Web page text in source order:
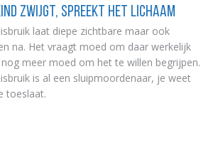
Zwijgt, Spreekt Het Lichaam
laat diepe zichtbare maar ook
na. Het vraagt moed om daar werkelijk
meer moed om het te willen begrijpen.
is al een sluipmoordenaar, je weet
toeslaat.